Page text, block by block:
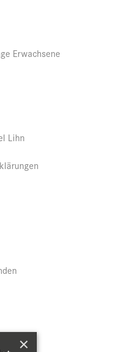
Erwachsene
Lihn
×